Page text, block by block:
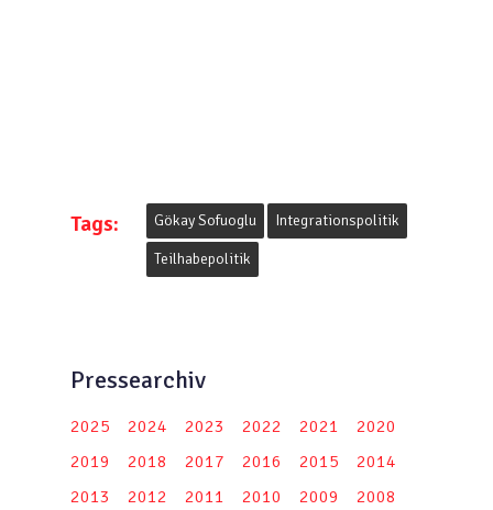
Tags: Gökay Sofuoglu Integrationspolitik
Teilhabepolitik
Pressearchiv
2025 2024 2023 2022 2021
2020
2019
2018 2017 2016 2015
2014
2013
2012 2011 2010 2009
2008